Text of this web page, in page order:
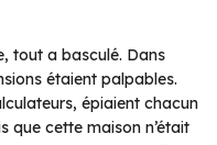
tout a basculé. Dans
étaient palpables.
épiaient chacun
que cette maison n’était